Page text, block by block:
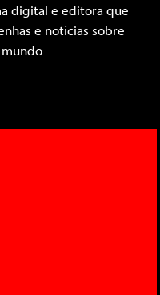
digital e editora que
e notícias sobre